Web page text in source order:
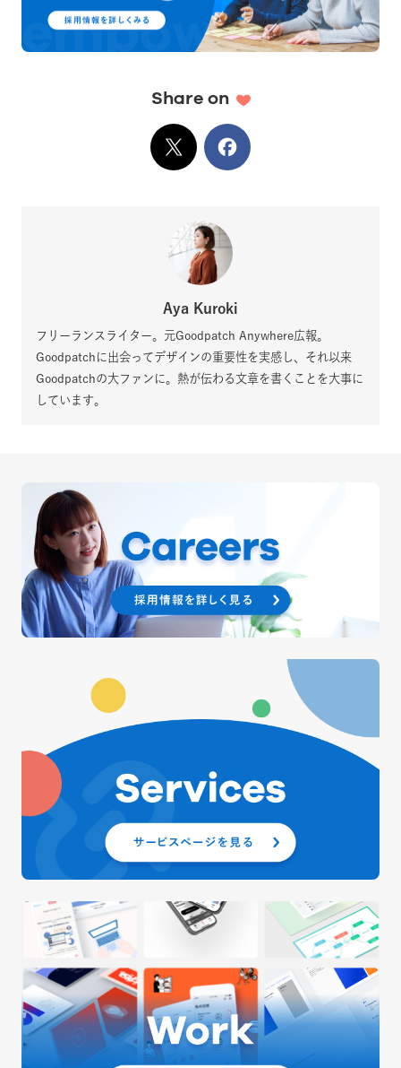
Share on
XでシェアFacebook
Aya Kuroki
フリーランスライター。元Goodpatch Anywhere広報。
Goodpatchに出会ってデザインの重要性を実感し、それ以来
Goodpatchの大ファンに。熱が伝わる文章を書くことを大事に
しています。